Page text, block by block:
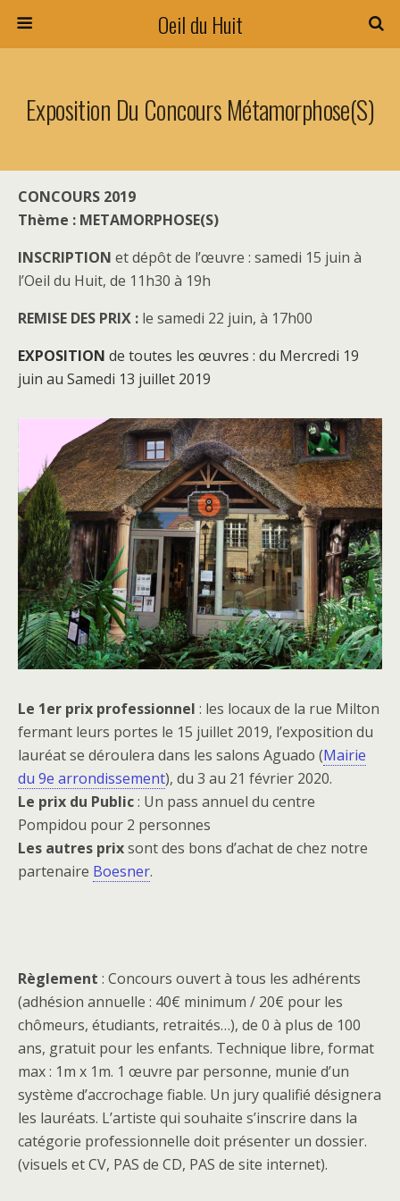
Oeil du Huit
Exposition Du Concours Métamorphose(s)
CONCOURS 2019
Thème : METAMORPHOSE(S)
INSCRIPTION et dépôt de l’œuvre : samedi 15 juin à
l’Oeil du Huit, de 11h30 à 19h
REMISE DES PRIX : le samedi 22 juin, à 17h00
EXPOSITION de toutes les œuvres : du Mercredi 19
juin au Samedi 13 juillet 2019
Le 1er prix professionnel : les locaux de la rue Milton
fermant leurs portes le 15 juillet 2019, l’exposition du
lauréat se déroulera dans les salons Aguado (Mairie
du 9e arrondissement), du 3 au 21 février 2020.
Le prix du Public: Un pass annuel du centre
Pompidou pour 2 personnes
Les autres prixsont des bons d’achat de chez notre
partenaire Boesner.
Règlement : Concours ouvert à tous les adhérents
(adhésion annuelle : 40€ minimum / 20€ pour les
chômeurs, étudiants, retraités…), de 0 à plus de 100
ans, gratuit pour les enfants. Technique libre, format
max : 1m x 1m. 1 œuvre par personne, munie d’un
système d’accrochage fiable. Un jury qualifié désignera
les lauréats. L’artiste qui souhaite s’inscrire dans la
catégorie professionnelle doit présenter un dossier.
(visuels et CV, PAS de CD, PAS de site internet).